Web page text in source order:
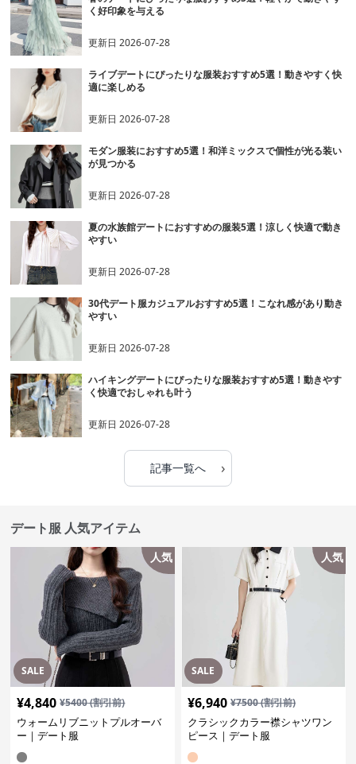
く好印象を与える
更新日2026-07-28
ライブデートにぴったりな服装おすすめ5選！動きやすく快
適に楽しめる
更新日2026-07-28
モダン服装におすすめ5選！和洋ミックスで個性が光る装い
が見つかる
更新日2026-07-28
夏の水族館デートにおすすめの服装5選！涼しく快適で動き
やすい
更新日2026-07-28
30代デート服カジュアルおすすめ5選！こなれ感があり動き
やすい
更新日2026-07-28
ハイキングデートにぴったりな服装おすすめ5選！動きやす
く快適でおしゃれも叶う
更新日2026-07-28
記事一覧へ ›
デート服 人気アイテム
SALE
人気
¥4,840 ¥5400(割引前)
ウォームリブニットプルオーバ
ー｜デート服
SALE
人気
¥6,940 ¥7500(割引前)
クラシックカラー襟シャツワン
ピース｜デート服